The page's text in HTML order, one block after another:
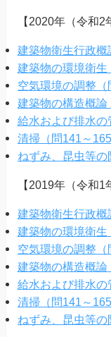
【2020年（令和2
建築物衛生行政概
建築物の環境衛生
空気環境の調整（
建築物の構造概論
給水および排水の
清掃（問141～165
ねずみ、昆虫等の
【2019年（令和1
建築物衛生行政概
建築物の環境衛生
空気環境の調整（
建築物の構造概論
給水および排水の
清掃（問141～165
ねずみ、昆虫等の